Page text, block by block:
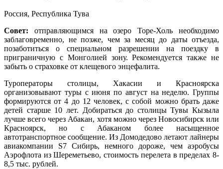
Россия, Республика Тува
Совет: отправляющимся на озеро Торе-Холь необходимо
заблаговременно, не позже, чем за месяц до даты отъезда,
позаботиться о специальном разрешении на поездку в
приграничную с Монголией зону. Рекомендуется также не
забыть о страховке от клещевого энцефалита.
Туроператоры столицы, Хакасии и Красноярска
организовывают туры с июня по август на неделю. Группы
формируются от 4 до 12 человек, с собой можно брать даже
детей старше 10 лет. Добираться до столицы Тувы Кызыла
лучше всего через Абакан, хотя можно через Новосибирск или
Красноярск, но с Абаканом более насыщенное
автотранспортное сообщение. Из Домодедово летают лайнеры
авиакомпании S7 Сибирь, немного дороже, чем аэробусы
Аэрофлота из Шереметьево, стоимость перелета в пределах 8-
8,5 тыс. рублей.